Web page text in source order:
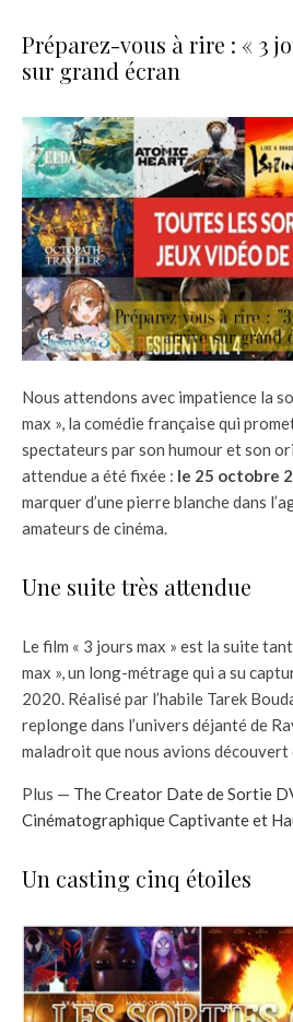
Préparez-vous à rire : « 3
sur grand écran
Nous attendons avec impatience la
max », la comédie française qui
spectateurs par son humour et son
attendue a été fixée : le 25 octobre
marquer d’une pierre blanche dans
amateurs de cinéma.
Une suite très attendue
Le film « 3 jours max » est la suite
max », un long-métrage qui a su
2020. Réalisé par l’habile Tarek
replonge dans l’univers déjanté de
maladroit que nous avions découvert
Plus — The Creator Date de Sortie
Cinématographique Captivante et
Un casting cinq étoiles